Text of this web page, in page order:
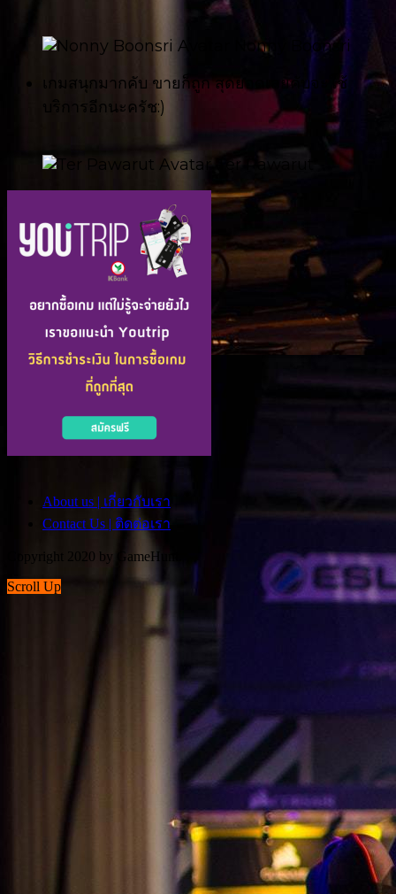
Nonny Boonsri
เกมสนุกมากคับ ขายก็ถูก สุดยอดเลยคับจะใช้
บริการอีกนะครัช:)
Ter Pawarut
About us | เกี่ยวกับเรา
Contact Us | ติดต่อเรา
Copyright 2020 by GameHunt.
Scroll Up